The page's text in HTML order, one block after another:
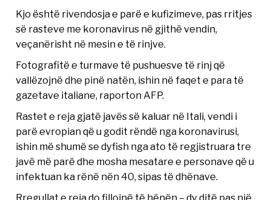
Kjo është rivendosja e parë e kufizimeve, pas rritjes
së rasteve me koronavirus në gjithë vendin,
veçanërisht në mesin e të rinjve.
Fotografitë e turmave të pushuesve të rinj që
vallëzojnë dhe pinë natën, ishin në faqet e para të
gazetave italiane, raporton AFP.
Rastet e reja gjatë javës së kaluar në Itali, vendi i
parë evropian që u godit rëndë nga koronavirusi,
ishin më shumë se dyfish nga ato të regjistruara tre
javë më parë dhe mosha mesatare e personave që u
infektuan ka rënë nën 40, sipas të dhënave.